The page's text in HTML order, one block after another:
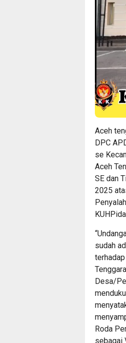
Aceh
DPC
se
Aceh
SE dan
2025
sudah
Desa/
Roda
sebagai